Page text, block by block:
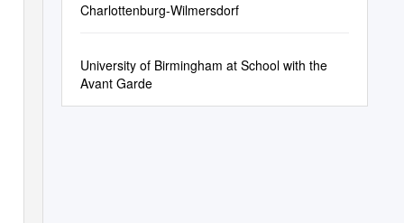
Charlottenburg-Wilmersdorf
University of Birmingham at School with the
Avant Garde